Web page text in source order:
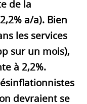
de la
a/a). Bien
les services
sur un mois),
à 2,2%.
devraient se